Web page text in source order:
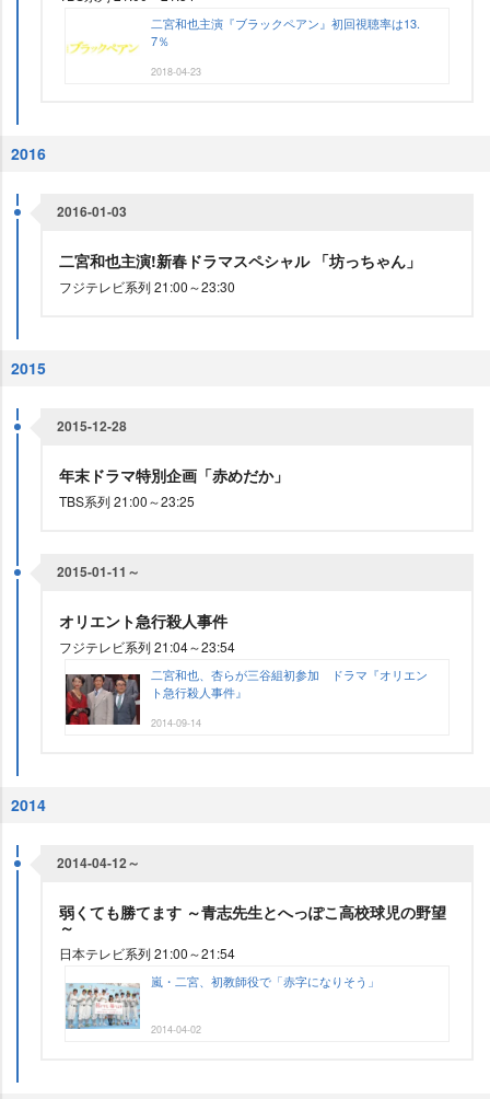
二宮和也主演『ブラックペアン』初回視聴率は13.
7％
2018-04-23
2016
2016-01-03
二宮和也主演!新春ドラマスペシャル 「坊っちゃん」
フジテレビ系列 21:00～23:30
2015
2015-12-28
年末ドラマ特別企画「赤めだか」
TBS系列 21:00～23:25
2015-01-11～
オリエント急行殺人事件
フジテレビ系列 21:04～23:54
二宮和也、杏らが三谷組初参加 ドラマ『オリエン
ト急行殺人事件』
2014-09-14
2014
2014-04-12～
弱くても勝てます ～青志先生とへっぽこ高校球児の野望
～
日本テレビ系列 21:00～21:54
嵐・二宮、初教師役で「赤字になりそう」
2014-04-02